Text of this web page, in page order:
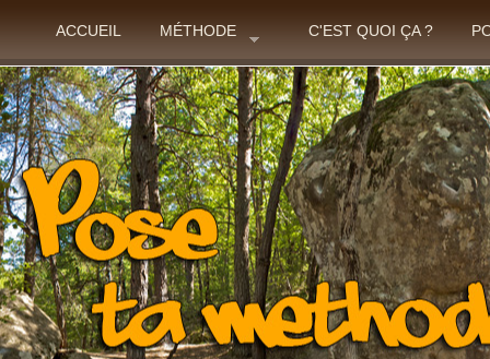
ACCUEIL MÉTHODE C'EST QUOI ÇA ?